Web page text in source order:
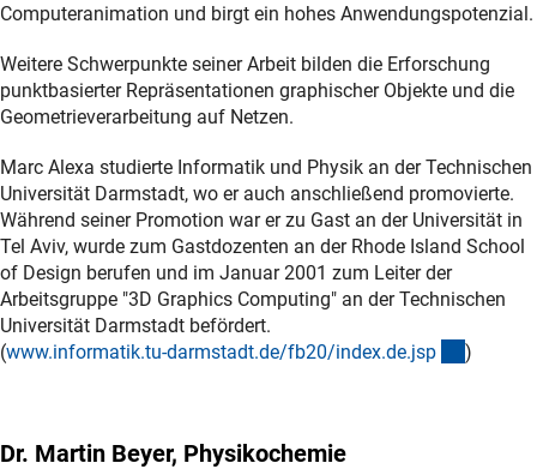
Computeranimation und birgt ein hohes Anwendungspotenzial.
Weitere Schwerpunkte seiner Arbeit bilden die Erforschung
punktbasierter Repräsentationen graphischer Objekte und die
Geometrieverarbeitung auf Netzen.
Marc Alexa studierte Informatik und Physik an der Technischen
Universität Darmstadt, wo er auch anschließend promovierte.
Während seiner Promotion war er zu Gast an der Universität in
Tel Aviv, wurde zum Gastdozenten an der Rhode Island School
of Design berufen und im Januar 2001 zum Leiter der
Arbeitsgruppe "3D Graphics Computing" an der Technischen
Universität Darmstadt befördert.
(www.informatik.tu-darmstadt.de/fb20/index.de.jsp )
Dr. Martin Beyer, Physikochemie